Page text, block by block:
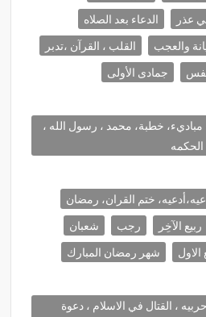
عذر
الدعاء بعد الصلاه
والعجب
القلب ، القرآن ،تدبر
جمادى الأولى
مباديء، خطبة، محمد ، رسول الله ،
الحكمه
ختم القران، رمضان
ربيع الآخِر رجب
شعبان
شهر رمضان المبارك
، القتال في الاسلام ، دعوة